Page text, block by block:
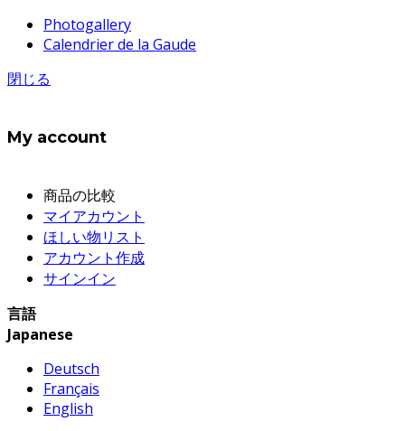
Photogallery
Calendrier de la Gaude
閉じる
My account
商品の比較
マイアカウント
ほしい物リスト
アカウント作成
サインイン
言語
Japanese
Deutsch
Français
English